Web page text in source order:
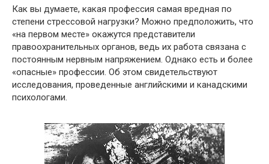
Как вы думаете, какая профессия самая вредная по
степени стрессовой нагрузки? Можно предположить, что
«на первом месте» окажутся представители
правоохранительных органов, ведь их работа связана с
постоянным нервным напряжением. Однако есть и более
«опасные» профессии. Об этом свидетельствуют
исследования, проведенные английскими и канадскими
психологами.